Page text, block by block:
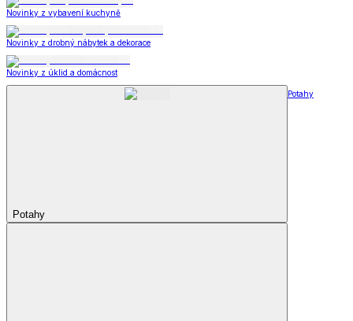
Novinky z vybavení kuchyně
Novinky z drobný nábytek a dekorace
Novinky z úklid a domácnost
Potahy
Potahy